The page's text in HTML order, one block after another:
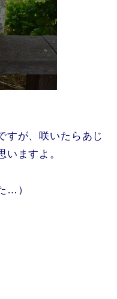
すが、咲いたらあじ
いますよ。
…）